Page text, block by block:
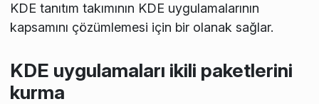
KDE tanıtım takımının KDE uygulamalarının
kapsamını çözümlemesi için bir olanak sağlar.
KDE uygulamaları ikili paketlerini
kurma